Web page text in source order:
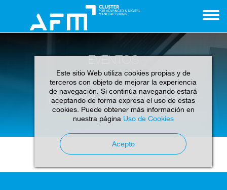
Este sitio Web utiliza cookies propias y de
terceros con objeto de mejorar la experiencia
de navegación. Si continúa navegando estará
aceptando de forma expresa el uso de estas
cookies. Puede obtener más información en
nuestra página Uso de Cookies
Acepto
EVENTOS
Home Eventos